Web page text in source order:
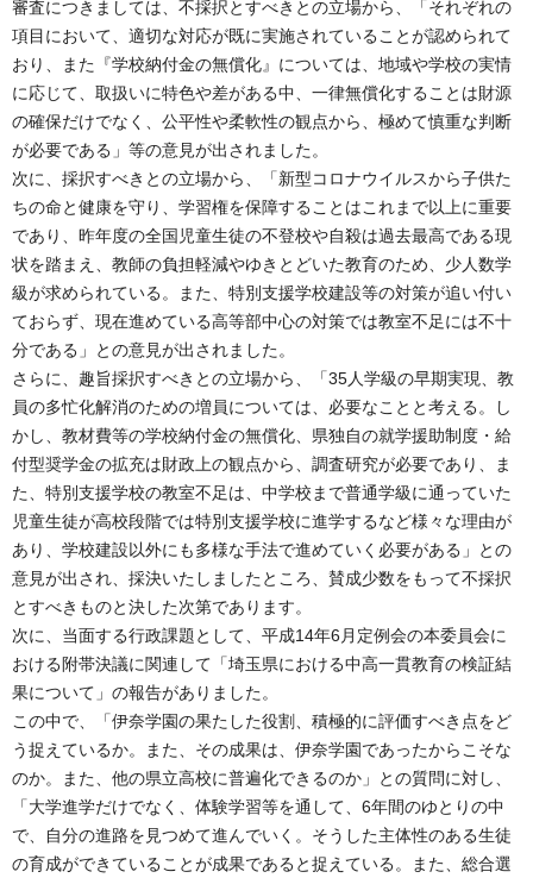
審査につきましては、不採択とすべきとの立場から、「それぞれの
項目において、適切な対応が既に実施されていることが認められて
おり、また『学校納付金の無償化』については、地域や学校の実情
に応じて、取扱いに特色や差がある中、一律無償化することは財源
の確保だけでなく、公平性や柔軟性の観点から、極めて慎重な判断
が必要である」等の意見が出されました。
次に、採択すべきとの立場から、「新型コロナウイルスから子供た
ちの命と健康を守り、学習権を保障することはこれまで以上に重要
であり、昨年度の全国児童生徒の不登校や自殺は過去最高である現
状を踏まえ、教師の負担軽減やゆきとどいた教育のため、少人数学
級が求められている。また、特別支援学校建設等の対策が追い付い
ておらず、現在進めている高等部中心の対策では教室不足には不十
分である」との意見が出されました。
さらに、趣旨採択すべきとの立場から、「35人学級の早期実現、教
員の多忙化解消のための増員については、必要なことと考える。し
かし、教材費等の学校納付金の無償化、県独自の就学援助制度・給
付型奨学金の拡充は財政上の観点から、調査研究が必要であり、ま
た、特別支援学校の教室不足は、中学校まで普通学級に通っていた
児童生徒が高校段階では特別支援学校に進学するなど様々な理由が
あり、学校建設以外にも多様な手法で進めていく必要がある」との
意見が出され、採決いたしましたところ、賛成少数をもって不採択
とすべきものと決した次第であります。
次に、当面する行政課題として、平成14年6月定例会の本委員会に
おける附帯決議に関連して「埼玉県における中高一貫教育の検証結
果について」の報告がありました。
この中で、「伊奈学園の果たした役割、積極的に評価すべき点をど
う捉えているか。また、その成果は、伊奈学園であったからこそな
のか。また、他の県立高校に普遍化できるのか」との質問に対し、
「大学進学だけでなく、体験学習等を通して、6年間のゆとりの中
で、自分の進路を見つめて進んでいく。そうした主体性のある生徒
の育成ができていることが成果であると捉えている。また、総合選